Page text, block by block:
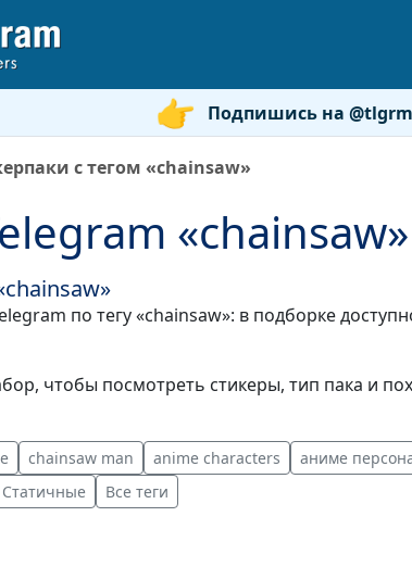
Подпишись на
с тегом «chainsaw»
«chainsaw»
по тегу «chainsaw»: в подборке
чтобы посмотреть стикеры, тип пака и
chainsaw man anime characters аниме
Статичные Все теги